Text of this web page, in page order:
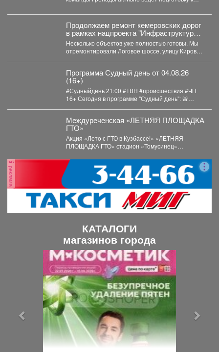
Продолжаем ремонт кемеровских дорог
в рамках нацпроекта "Инфраструктура
для жизни"
Несколько объектов уже полностью готовы. Мы
отремонтировали Логовое шоссе, улицу Кирова
Программа Судный день от 04.08.26
(16+)
#Судныйдень 21:00 #ТВН #происшествия #ЧП
16+ Сегодня в программе "Судный день": 🚨
Междуреченская «ЛЕТНЯЯ ПЛОЩАДКА
ГТО»
Акция «Лето с ГТО в Кузбассе!» «ЛЕТНЯЯ
ПЛОЩАДКА ГТО» стадион «Томусинец»
реклама
КАТАЛОГИ
магазинов города